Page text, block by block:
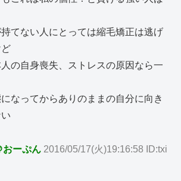
持てない人にとっては縮毛矯正は逃げ
の自身喪失、ストレスの原因なら一
なってからありのままの自分に向き
おーぷん 2016/05/17(火)19:16:58 ID:txi